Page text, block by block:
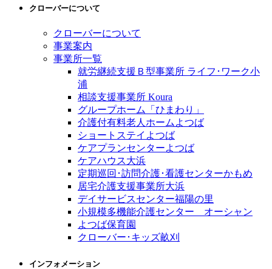
クローバーについて
クローバーについて
事業案内
事業所一覧
就労継続支援Ｂ型事業所 ライフ･ワーク小
浦
相談支援事業所 Koura
グループホーム「ひまわり」
介護付有料老人ホームよつば
ショートステイよつば
ケアプランセンターよつば
ケアハウス大浜
定期巡回･訪問介護･看護センターかもめ
居宅介護支援事業所大浜
デイサービスセンター福陽の里
小規模多機能介護センター オーシャン
よつば保育園
クローバー･キッズ畝刈
インフォメーション